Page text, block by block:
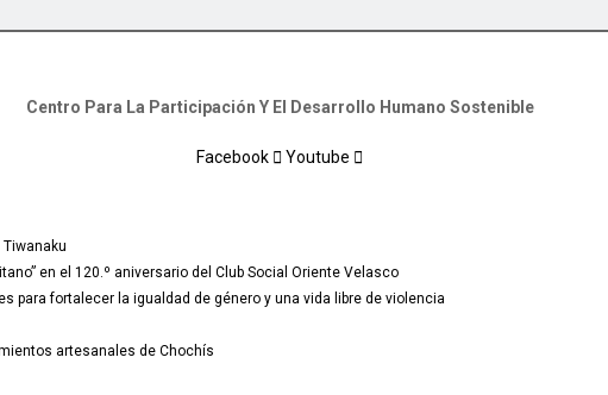
Centro Para La Participación Y El Desarrollo Humano Sostenible
Facebook Youtube
en el 120.º aniversario del Club Social Oriente Velasco
para fortalecer la igualdad de género y una vida libre de violencia
artesanales de Chochís